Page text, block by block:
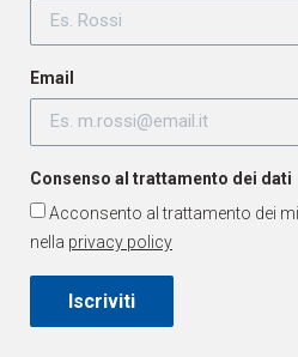
Email
Consenso al trattamento dei dati
Acconsento al trattamento dei
nella privacy policy
Iscriviti